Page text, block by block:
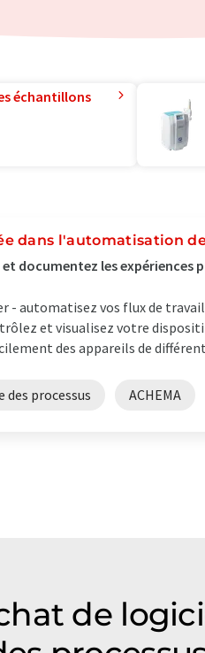
échantillons
dans l'automatisation
documentez les expériences
- automatisez vos flux de
et visualisez votre
des appareils de
des processus ACHEMA
de